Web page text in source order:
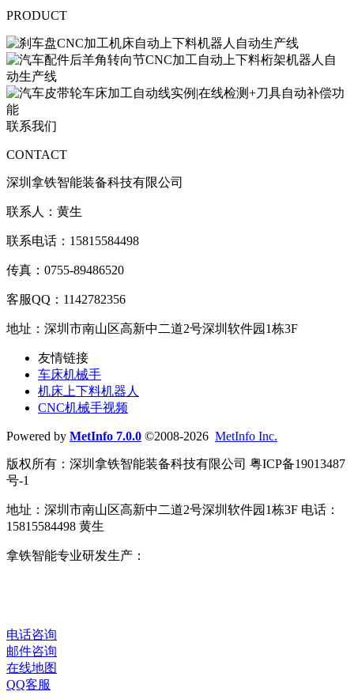
PRODUCT
联系我们
CONTACT
深圳拿铁智能装备科技有限公司
联系人：黄生
联系电话：15815584498
传真：0755-89486520
客服QQ：1142782356
地址：深圳市南山区高新中二道2号深圳软件园1栋3F
友情链接
车床机械手
机床上下料机器人
CNC机械手视频
Powered by MetInfo 7.0.0 ©2008-2026 MetInfo Inc.
版权所有：深圳拿铁智能装备科技有限公司 粤ICP备19013487
号-1
地址：深圳市南山区高新中二道2号深圳软件园1栋3F 电话：
15815584498 黄生
拿铁智能专业研发生产：
电话咨询
邮件咨询
在线地图
QQ客服